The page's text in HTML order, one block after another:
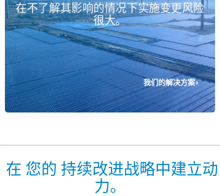
在不了解其影响的情况下实施变更风险
很大。
我们的解决方案
模拟可让您在实施之前测试改进，
以降低风险并消除瓶颈。
在 您的 持续改进战略中建立动
力。